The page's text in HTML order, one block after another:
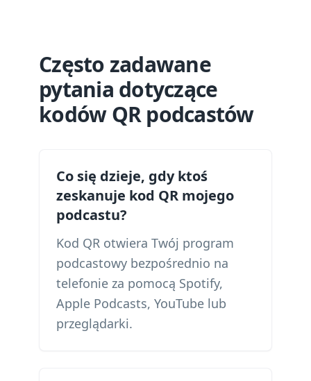
Często zadawane
pytania dotyczące
kodów QR podcastów
Co się dzieje, gdy ktoś
zeskanuje kod QR mojego
podcastu?
Kod QR otwiera Twój program
podcastowy bezpośrednio na
telefonie za pomocą Spotify,
Apple Podcasts, YouTube lub
przeglądarki.